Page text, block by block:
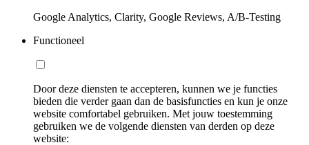
Google Analytics, Clarity, Google Reviews, A/B-Testing
Functioneel
Door deze diensten te accepteren, kunnen we je functies
bieden die verder gaan dan de basisfuncties en kun je onze
website comfortabel gebruiken. Met jouw toestemming
gebruiken we de volgende diensten van derden op deze
website: